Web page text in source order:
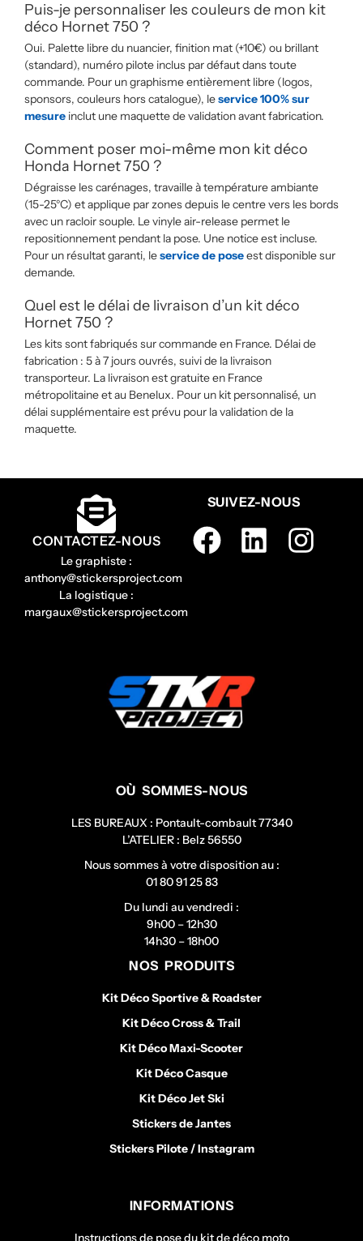
Puis-je personnaliser les couleurs de mon kit
déco Hornet 750 ?
Oui. Palette libre du nuancier, finition mat (+10€) ou brillant
(standard), numéro pilote inclus par défaut dans toute
commande. Pour un graphisme entièrement libre (logos,
sponsors, couleurs hors catalogue), leservice 100% sur
mesure inclut une maquette de validation avant fabrication.
Comment poser moi-même mon kit déco
Honda Hornet 750 ?
Dégraisse les carénages, travaille à température ambiante
(15-25°C) et applique par zones depuis le centre vers les bords
avec un racloir souple. Le vinyle air-release permet le
repositionnement pendant la pose. Une notice est incluse.
Pour un résultat garanti, leservice de poseest disponible sur
demande.
Quel est le délai de livraison d’un kit déco
Hornet 750 ?
Les kits sont fabriqués sur commande en France. Délai de
fabrication : 5 à 7 jours ouvrés, suivi de la livraison
transporteur. La livraison est gratuite en France
métropolitaine et au Benelux. Pour un kit personnalisé, un
délai supplémentaire est prévu pour la validation de la
maquette.
CONTACTEZ-NOUS
Le graphiste :
anthony@stickersproject.com
La logistique :
margaux@stickersproject.com
SUIVEZ-NOUS
OÙ SOMMES-NOUS
LES BUREAUX : Pontault-combault 77340
L’ATELIER : Belz 56550
Nous sommes à votre disposition au :
01 80 91 25 83
Du lundi au vendredi :
9h00 – 12h30
14h30 – 18h00
NOS PRODUITS
Kit Déco Sportive & Roadster
Kit Déco Cross & Trail
Kit Déco Maxi-Scooter
Kit Déco Casque
Kit Déco Jet Ski
Stickers de Jantes
Stickers Pilote / Instagram
INFORMATIONS
Instructions de pose du kit de déco moto